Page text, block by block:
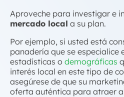
Aproveche para investigar e
mercado local a su plan.
Por ejemplo, si usted está
panadería que se especialice
estadísticas o demográficas
interés local en este tipo de
asegúrese de que su
oferta auténtica para atraer